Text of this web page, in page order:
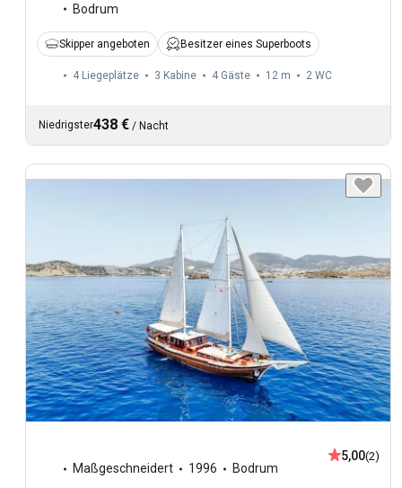
Bodrum
Skipper angeboten Besitzer eines Superboots
4 Liegeplätze 3 Kabine 4 Gäste 12 m 2 WC
Niedrigster438 € / Nacht
Maßgeschneidert 1996 Bodrum
5,00(2)